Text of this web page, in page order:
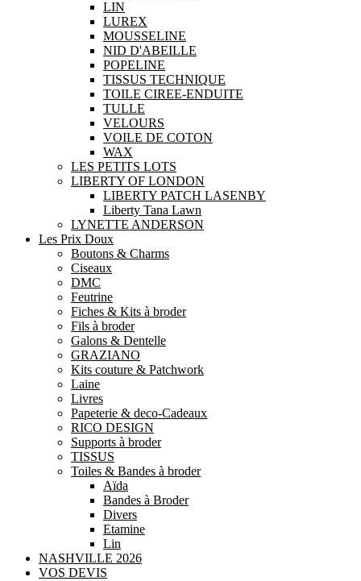
LIN
LUREX
MOUSSELINE
NID D'ABEILLE
POPELINE
TISSUS TECHNIQUE
TOILE CIREE-ENDUITE
TULLE
VELOURS
VOILE DE COTON
WAX
LES PETITS LOTS
LIBERTY OF LONDON
LIBERTY PATCH LASENBY
Liberty Tana Lawn
LYNETTE ANDERSON
Les Prix Doux
Boutons & Charms
Ciseaux
DMC
Feutrine
Fiches & Kits à broder
Fils à broder
Galons & Dentelle
GRAZIANO
Kits couture & Patchwork
Laine
Livres
Papeterie & deco-Cadeaux
RICO DESIGN
Supports à broder
TISSUS
Toiles & Bandes à broder
Aïda
Bandes à Broder
Divers
Etamine
Lin
NASHVILLE 2026
VOS DEVIS